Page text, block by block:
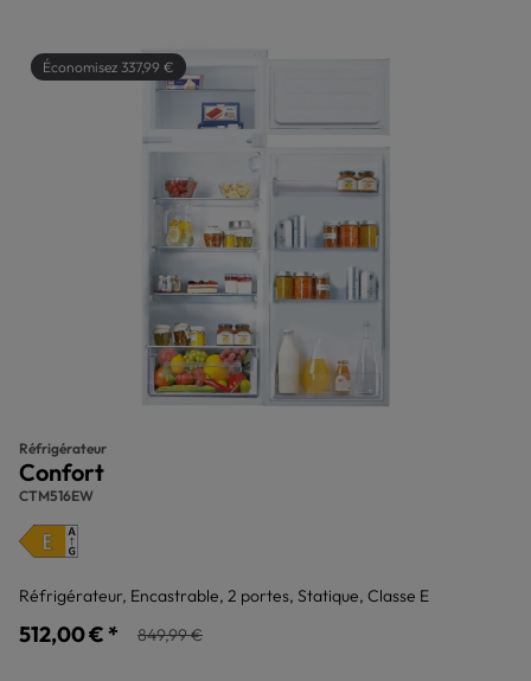
Économisez 337,99 €
Réfrigérateur
Confort
CTM516EW
Réfrigérateur, Encastrable, 2 portes, Statique, Classe E
512,00 € * 849,99 €